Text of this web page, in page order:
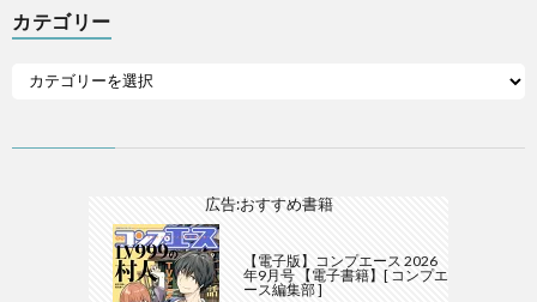
カテゴリー
広告:おすすめ書籍
【電子版】コンプエース 2026
年9月号 【電子書籍】[ コンプエ
ース編集部 ]